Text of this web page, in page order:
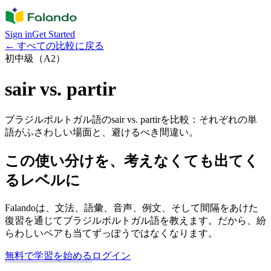
Sign inGet Started
← すべての比較に戻る
初中級（A2）
sair vs. partir
ブラジルポルトガル語のsair vs. partirを比較：それぞれの単
語がふさわしい場面と、避けるべき間違い。
この使い分けを、考えなくても出てく
るレベルに
Falandoは、文法、語彙、音声、例文、そして間隔をあけた
復習を通じてブラジルポルトガル語を教えます。だから、紛
らわしいペアも当てずっぽうではなくなります。
無料で学習を始める ログイン